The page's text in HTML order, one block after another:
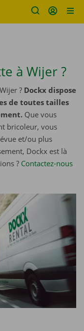
à Wijer ?
? Dockx dispose
de toutes tailles
Que vous
bricoleur, vous
et/ou plus
Dockx est là
? Contactez-nous